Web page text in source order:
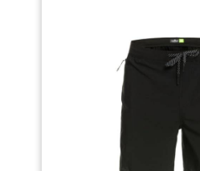
votre shorts de bain homme.
Confort Optimal: Notre boxer de
bain profilé est très extensible,
il épouse la peau et offre un
soutien confortable, pour que
vous puissiez profiter de votre
baignade sans vous sentir
gêné. Haute Qualité: Coutures
plates pour un confort inégalé.